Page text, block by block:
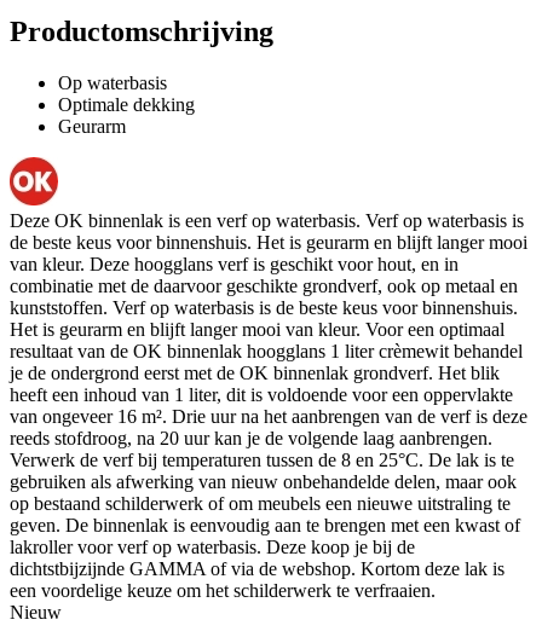
Productomschrijving
Op waterbasis
Optimale dekking
Geurarm
Deze OK binnenlak is een verf op waterbasis. Verf op waterbasis is
de beste keus voor binnenshuis. Het is geurarm en blijft langer mooi
van kleur. Deze hoogglans verf is geschikt voor hout, en in
combinatie met de daarvoor geschikte grondverf, ook op metaal en
kunststoffen. Verf op waterbasis is de beste keus voor binnenshuis.
Het is geurarm en blijft langer mooi van kleur. Voor een optimaal
resultaat van de OK binnenlak hoogglans 1 liter crèmewit behandel
je de ondergrond eerst met de OK binnenlak grondverf. Het blik
heeft een inhoud van 1 liter, dit is voldoende voor een oppervlakte
van ongeveer 16 m². Drie uur na het aanbrengen van de verf is deze
reeds stofdroog, na 20 uur kan je de volgende laag aanbrengen.
Verwerk de verf bij temperaturen tussen de 8 en 25°C. De lak is te
gebruiken als afwerking van nieuw onbehandelde delen, maar ook
op bestaand schilderwerk of om meubels een nieuwe uitstraling te
geven. De binnenlak is eenvoudig aan te brengen met een kwast of
lakroller voor verf op waterbasis. Deze koop je bij de
dichtstbijzijnde GAMMA of via de webshop. Kortom deze lak is
een voordelige keuze om het schilderwerk te verfraaien.
Nieuw